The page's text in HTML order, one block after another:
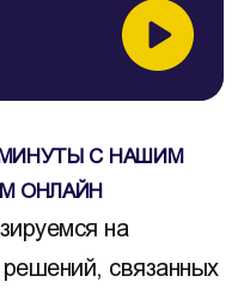
С НАШИМ
ОНЛАЙН
на
связанных